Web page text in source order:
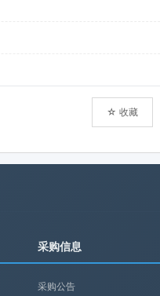
☆ 收藏
采购信息
采购公告